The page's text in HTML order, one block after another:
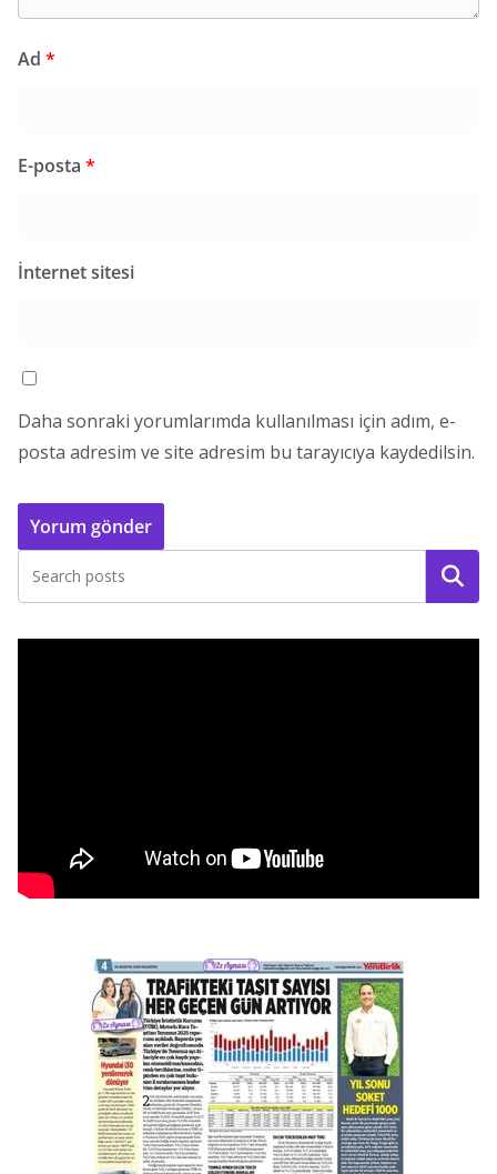
Ad *
E-posta *
İnternet sitesi
Daha sonraki yorumlarımda kullanılması için adım, e-
posta adresim ve site adresim bu tarayıcıya kaydedilsin.
Ara